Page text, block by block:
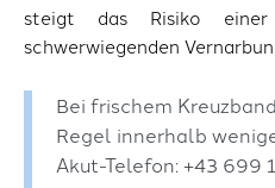
steigt das Risiko
schwerwiegenden
Bei frischem
Regel innerhalb
Akut-Telefon: +43 699